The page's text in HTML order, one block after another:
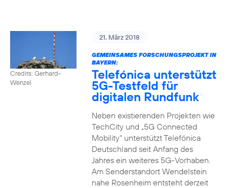
Credits: Gerhard-
Wenzel
21. März 2018
GEMEINSAMES FORSCHUNGSPROJEKT IN
BAYERN:
Telefónica unterstützt
5G-Testfeld für
digitalen Rundfunk
Neben existierenden Projekten wie
TechCity und „5G Connected
Mobility“ unterstützt Telefónica
Deutschland seit Anfang des
Jahres ein weiteres 5G-Vorhaben.
Am Senderstandort Wendelstein
nahe Rosenheim entsteht derzeit